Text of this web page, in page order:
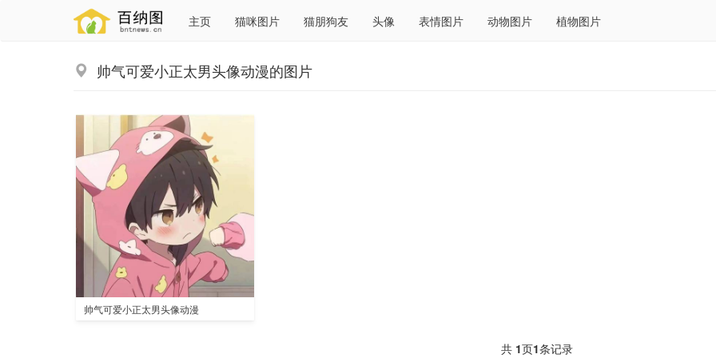
主页 猫咪图片 猫朋狗友 头像 表情图片 动物图片 植物图片
帅气可爱小正太男头像动漫的图片
帅气可爱小正太男头像动漫
共 1页1条记录